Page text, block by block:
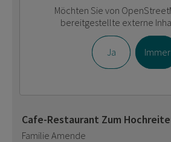
Möchten Sie von
bereitgestellte externe
Ja Immer
Cafe-Restaurant Zum
Familie Amende